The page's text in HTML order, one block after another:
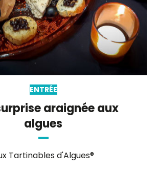
ENTRÉE
araignée aux
algues
Tartinables d'Algues®